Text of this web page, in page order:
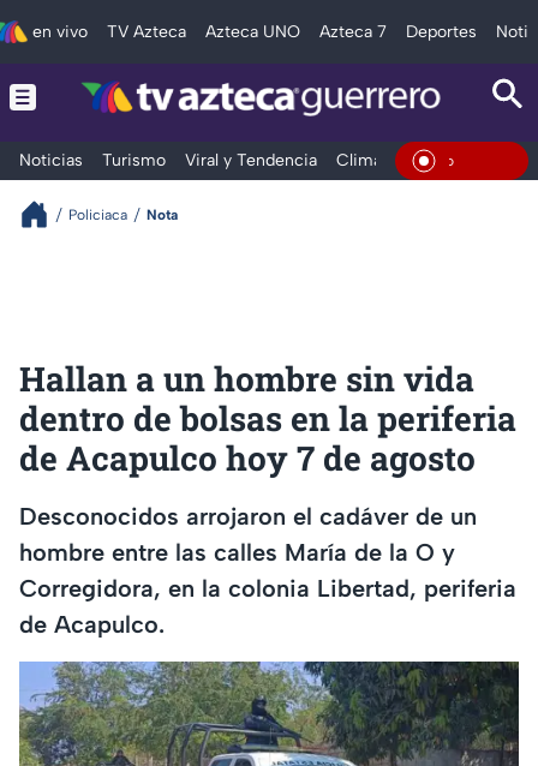
en vivo TV Azteca Azteca UNO Azteca 7 Deportes
Noticias Turismo Viral y Tendencia Clima Deportes En Vivo
Policiaca Nota
Hallan a un hombre sin vida
dentro de bolsas en la periferia
de Acapulco hoy 7 de agosto
Desconocidos arrojaron el cadáver de un
hombre entre las calles María de la O y
Corregidora, en la colonia Libertad, periferia
de Acapulco.